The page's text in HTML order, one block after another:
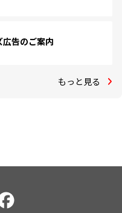
広告のご案内
もっと見る